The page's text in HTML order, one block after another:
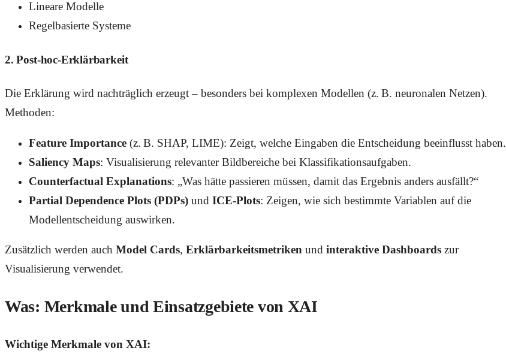
Lineare Modelle
Regelbasierte Systeme
2.Post-hoc-Erklärbarkeit
Die Erklärung wird nachträglich erzeugt – besonders bei komplexen Modellen (z. B. neuronalen Netzen).
Methoden:
Feature Importance (z. B. SHAP, LIME): Zeigt, welche Eingaben die Entscheidung beeinflusst haben.
Saliency Maps: Visualisierung relevanter Bildbereiche bei Klassifikationsaufgaben.
Counterfactual Explanations: „Was hätte passieren müssen, damit das Ergebnis anders ausfällt?“
Partial Dependence Plots (PDPs) und ICE-Plots: Zeigen, wie sich bestimmte Variablen auf die
Modellentscheidung auswirken.
Zusätzlich werden auch Model Cards, Erklärbarkeitsmetriken und interaktive Dashboards zur
Visualisierung verwendet.
Was: Merkmale und Einsatzgebiete von XAI
Wichtige Merkmale von XAI: